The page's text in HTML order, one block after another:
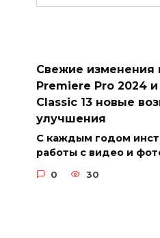
Свежие изменения
Premiere Pro 2024
Classic 13 новые
улучшения
С каждым годом
работы с видео и
0 30